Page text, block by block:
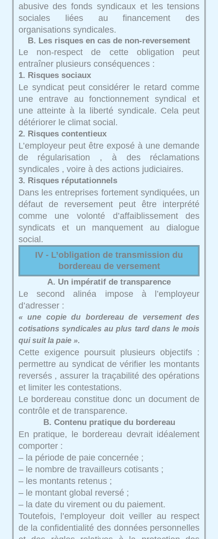
abusive des fonds syndicaux et les tensions
sociales liées au financement des
organisations syndicales.
B. Les risques en cas de non-reversement
Le non-respect de cette obligation peut
entraîner plusieurs conséquences :
1. Risques sociaux
Le syndicat peut considérer le retard comme
une entrave au fonctionnement syndical et
une atteinte à la liberté syndicale. Cela peut
détériorer le climat social.
2. Risques contentieux
L’employeur peut être exposé à une demande
de régularisation , à des réclamations
syndicales , voire à des actions judiciaires.
3. Risques réputationnels
Dans les entreprises fortement syndiquées, un
défaut de reversement peut être interprété
comme une volonté d’affaiblissement des
syndicats et un manquement au dialogue
social.
IV - L’obligation de transmission du
bordereau de versement
A. Un impératif de transparence
Le second alinéa impose à l’employeur
d’adresser :
« une copie du bordereau de versement des
cotisations syndicales au plus tard dans le mois
qui suit la paie ».
Cette exigence poursuit plusieurs objectifs :
permettre au syndicat de vérifier les montants
reversés , assurer la traçabilité des opérations
et limiter les contestations.
Le bordereau constitue donc un document de
contrôle et de transparence.
B. Contenu pratique du bordereau
En pratique, le bordereau devrait idéalement
comporter :
– la période de paie concernée ;
– le nombre de travailleurs cotisants ;
– les montants retenus ;
– le montant global reversé ;
– la date du virement ou du paiement.
Toutefois, l’employeur doit veiller au respect
de la confidentialité des données personnelles